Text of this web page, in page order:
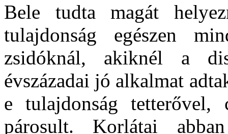
Bele tudta magát
tulajdonság egészen
zsidóknál, akiknél a
évszázadai jó alkalmat
e tulajdonság tetterővel,
párosult. Korlátai